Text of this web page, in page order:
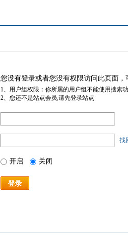
您没有登录或者您没有权限访问此页面
1、用户组权限：你所属的用户组不能使用搜索
2、您还不是站点会员,请先登录站点
找
开启 关闭
登录